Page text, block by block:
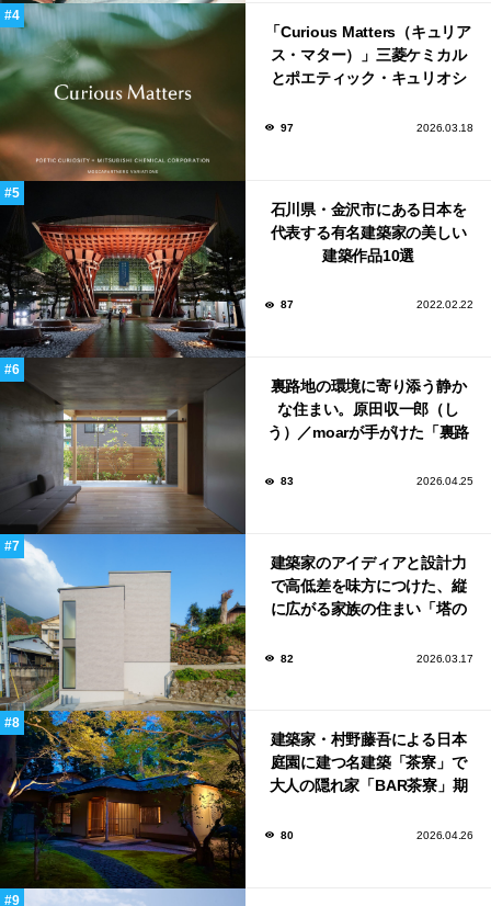
「Curious Matters（キュリア
ス・マター）」三菱ケミカル
とポエティック・キュリオシ
ンウィーク2026で初出展
97 2026.03.18
石川県・金沢市にある日本を
代表する有名建築家の美しい
建築作品10選
87 2022.02.22
裏路地の環境に寄り添う静か
な住まい。原田収一郎（し
う）／moarが手がけた「裏路
83 2026.04.25
建築家のアイディアと設計力
で高低差を味方につけた、縦
に広がる家族の住まい「塔の
82 2026.03.17
建築家・村野藤吾による日本
庭園に建つ名建築「茶寮」で
大人の隠れ家「BAR茶寮」期
80 2026.04.26